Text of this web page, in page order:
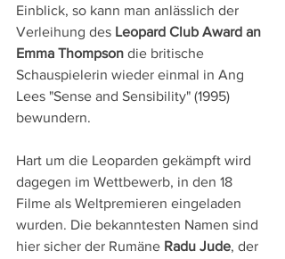
Einblick, so kann man anlässlich der
Verleihung des Leopard Club Award an
Emma Thompson die britische
Schauspielerin wieder einmal in Ang
Lees "Sense and Sensibility" (1995)
bewundern.
Hart um die Leoparden gekämpft wird
dagegen im Wettbewerb, in den 18
Filme als Weltpremieren eingeladen
wurden. Die bekanntesten Namen sind
hier sicher der Rumäne Radu Jude, der